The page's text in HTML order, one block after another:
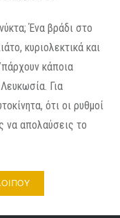
Ένα βράδι στο
κυριολεκτικά και
κάποια
Για
ότι οι ρυθμοί
να απολαύσεις το